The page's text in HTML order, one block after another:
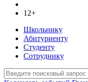
12+
Школьнику
Абитуриенту
Студенту
Сотруднику